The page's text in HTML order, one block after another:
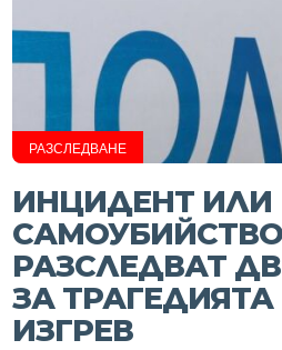
РАЗСЛЕДВАНЕ
ИНЦИДЕНТ ИЛИ
РАЗСЛЕДВАТ
ЗА ТРАГЕДИЯТА
ИЗГРЕВ